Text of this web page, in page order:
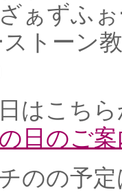
ぁずふ
ストーン
はこち
日のご
のの予